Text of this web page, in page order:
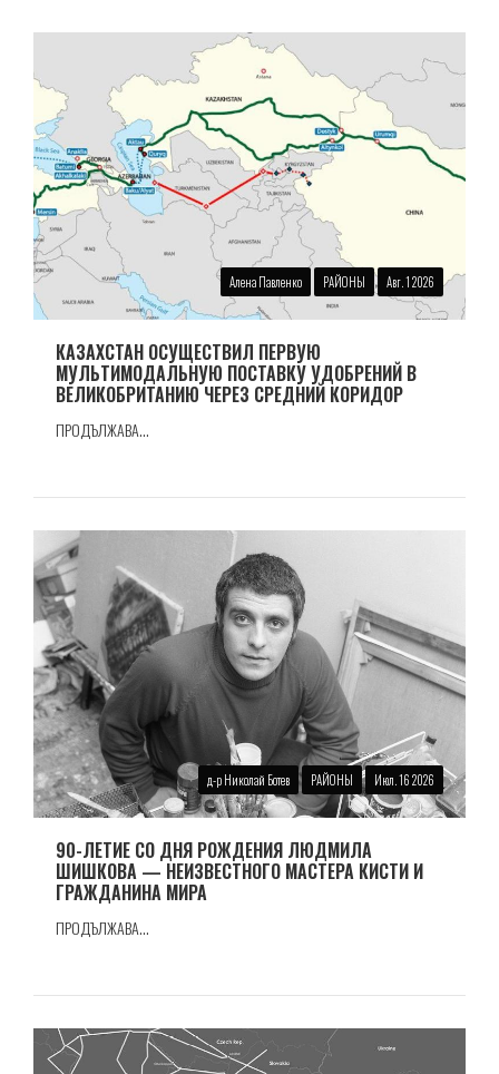
Алена Павленко РАЙОНЫ Авг. 1 2026
КАЗАХСТАН ОСУЩЕСТВИЛ ПЕРВУЮ
МУЛЬТИМОДАЛЬНУЮ ПОСТАВКУ УДОБРЕНИЙ В
ВЕЛИКОБРИТАНИЮ ЧЕРЕЗ СРЕДНИЙ КОРИДОР
ПРОДЪЛЖАВА...
д-р Николай Ботев РАЙОНЫ Июл. 16 2026
90-ЛЕТИЕ СО ДНЯ РОЖДЕНИЯ ЛЮДМИЛА
ШИШКОВА — НЕИЗВЕСТНОГО МАСТЕРА КИСТИ И
ГРАЖДАНИНА МИРА
ПРОДЪЛЖАВА...